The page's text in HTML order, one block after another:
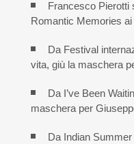
Francesco Pierotti
Romantic Memories
Da Festival
vita, giù la maschera
Da I’ve Been
maschera per
Da Indian